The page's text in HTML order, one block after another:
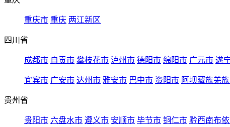
重庆市 重庆 两江新区
四川省
成都市 自贡市 攀枝花市 泸州市 德阳市 绵阳市 广元市 遂
宜宾市 广安市 达州市 雅安市 巴中市 资阳市 阿坝藏族羌
贵州省
贵阳市 六盘水市 遵义市 安顺市 毕节市 铜仁市 黔西南布